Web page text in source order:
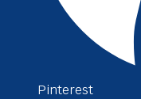
Pinterest